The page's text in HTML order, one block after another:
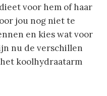
voor hem of haar
jou nog niet te
en kies wat voor
nu de verschillen
koolhydraatarm